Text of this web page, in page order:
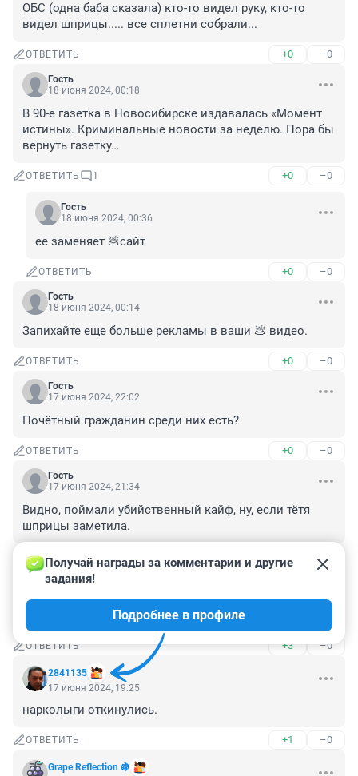
ОБС (одна баба сказала) кто-то видел руку, кто-то
видел шприцы..... все сплетни собрали...
ОТВЕТИТЬ +0 –0
Гость
18 июня 2024, 00:18
В 90-е газетка в Новосибирске издавалась «Момент
истины». Криминальные новости за неделю. Пора бы
вернуть газетку…
ОТВЕТИТЬ 1 +0 –0
Гость
18 июня 2024, 00:36
ее заменяет 💩сайт
ОТВЕТИТЬ +0 –0
Гость
18 июня 2024, 00:14
Запихайте еще больше рекламы в ваши 💩 видео.
ОТВЕТИТЬ +0 –0
Гость
17 июня 2024, 22:02
Почётный гражданин среди них есть?
ОТВЕТИТЬ +0 –0
Гость
17 июня 2024, 21:34
Видно, поймали убийственный кайф, ну, если тётя
шприцы заметила.
ОТВЕТИТЬ –0
Гость
ОТВЕТИТЬ +3 –0
2841135
Получай награды за комментарии и другие
задания!
Подробнее в профиле
17 июня 2024, 19:25
нарколыги откинулись.
ОТВЕТИТЬ +1 –0
Grape Reflection 🍇